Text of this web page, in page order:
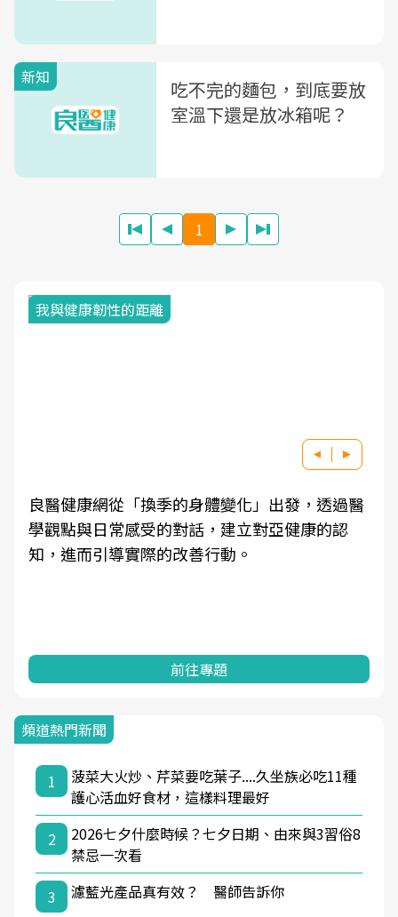
新知
吃不完的麵包，到底要放
室溫下還是放冰箱呢？
1
我與健康韌性的距離
良醫健康網從「換季的身體變化」出發，透過醫
學觀點與日常感受的對話，建立對亞健康的認
知，進而引導實際的改善行動。
前往專題
頻道熱門新聞
1
菠菜大火炒、芹菜要吃葉子....久坐族必吃11種
護心活血好食材，這樣料理最好
2
2026七夕什麼時候？七夕日期、由來與3習俗8
禁忌一次看
3
濾藍光產品真有效？ 醫師告訴你